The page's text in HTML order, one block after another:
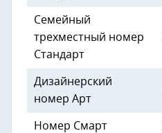
Семейный
трехместный номер
Стандарт
Дизайнерский
номер Арт
Номер Смарт